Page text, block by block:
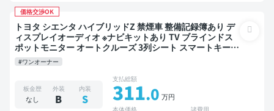
価格交渉OK
トヨタ シエンタ ハイブリッドZ 禁煙車 整備記録簿あり デ
ィスプレイオーディオ ※ナビキットあり TV ブラインドス
ポットモニター オートクルーズ 3列シート スマートキー
バックモニター 全方位カメラ ドライブレコーダー 衝突軽
減 両側電動スライドドア 7人乗り
#ワンオーナー
板金歴
なし
外装
B
内装
S
支払総額
311.0 万円
本体価格 諸費用